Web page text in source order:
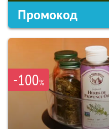
Промокод
-100%